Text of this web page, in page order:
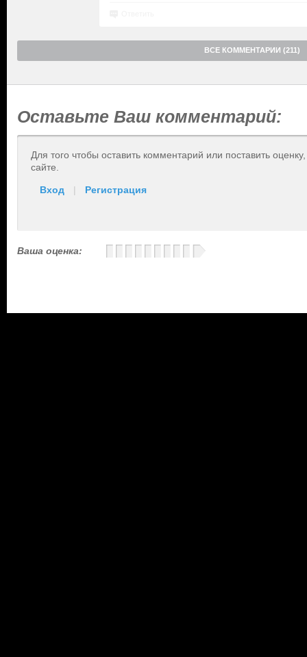
ВСЕ КОММЕНТАРИИ (211)
Оставьте Ваш комментарий:
Для того чтобы оставить комментарий или поставить
сайте.
Вход | Регистрация
Ваша оценка: